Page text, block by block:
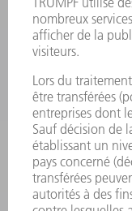
PRODUITS
MACHINES &
LASER
ELECTRONIQUE DE
OUTILS ÉLECTRIQUES
SMART FACTORY
LOGICIEL
SERVICES
APPLICATIONS
SECTEURS
ENTREPRISE
CARRIÈRE
OFFRES D'EMPLOI